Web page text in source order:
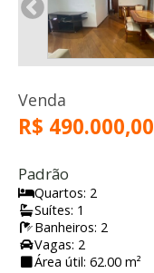
Venda
R$ 490.000,00
Padrão
Quartos: 2
Suítes: 1
Banheiros: 2
Vagas: 2
Área útil: 62.00 m²